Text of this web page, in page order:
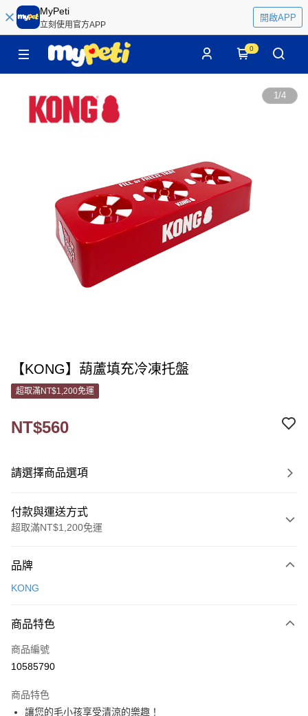
MyPeti
立刻使用官方APP
開啟APP
0
1/4
【KONG】葫蘆填充冷凍托盤
超取滿NT$1,200免運
NT$560
請選擇商品選項
付款與運送方式
超取滿NT$1,200免運
信用卡一次付款
3 期 0 利率 每期
合作金庫商業銀行
上海商業儲蓄銀行
臺灣中小企業銀行
合作金庫商業銀行
上海商業儲蓄銀行
國泰世華商業銀行
12 期 0 利率 每期
華南商業銀行
上海商業儲蓄銀行
超商取貨付款
品牌
KONG
商品特色
商品編號
10585790
商品特色
讓您的毛小孩享受清涼的樂趣！